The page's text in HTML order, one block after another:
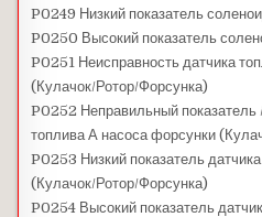
P0249 Низкий показатель
P0250 Высокий показатель
P0251 Неисправность датчика
(Кулачок/Ротор/Форсунка)
P0252 Неправильный показатель
топлива А насоса форсунки
P0253 Низкий показатель
(Кулачок/Ротор/Форсунка)
P0254 Высокий показатель